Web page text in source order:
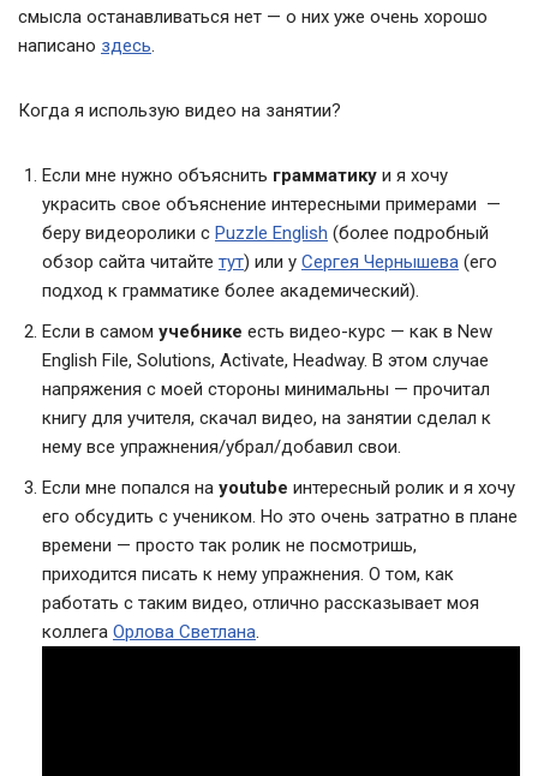
смысла останавливаться нет — о них уже очень хорошо
написано здесь.
Когда я использую видео на занятии?
Если мне нужно объяснить грамматику и я хочу
украсить свое объяснение интересными примерами —
беру видеоролики с Puzzle English (более подробный
обзор сайта читайте тут) или у Сергея Чернышева (его
подход к грамматике более академический).
Если в самом учебнике есть видео-курс — как в New
English File, Solutions, Activate, Headway. В этом случае
напряжения с моей стороны минимальны — прочитал
книгу для учителя, скачал видео, на занятии сделал к
нему все упражнения/убрал/добавил свои.
Если мне попался на youtube интересный ролик и я хочу
его обсудить с учеником. Но это очень затратно в плане
времени — просто так ролик не посмотришь,
приходится писать к нему упражнения. О том, как
работать с таким видео, отлично рассказывает моя
коллега Орлова Светлана.